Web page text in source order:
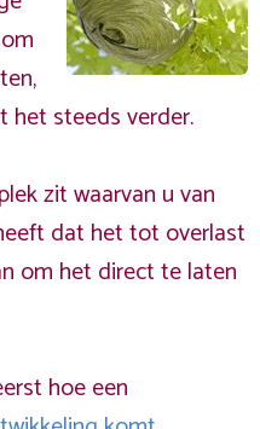
het steeds verder.
zit waarvan u van
dat het tot overlast
om het direct te laten
hoe een